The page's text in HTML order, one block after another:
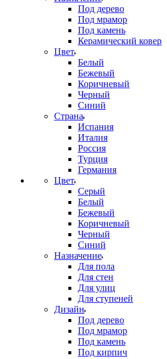
Под дерево
Под мрамор
Под камень
Керамический ковер
Цвет
Белый
Бежевый
Коричневый
Черный
Синий
Страна
Испания
Италия
Россия
Турция
Германия
Цвет
Серый
Белый
Бежевый
Коричневый
Черный
Синий
Назначение
Для пола
Для стен
Для улиц
Для ступеней
Дизайн
Под дерево
Под мрамор
Под камень
Под кирпич